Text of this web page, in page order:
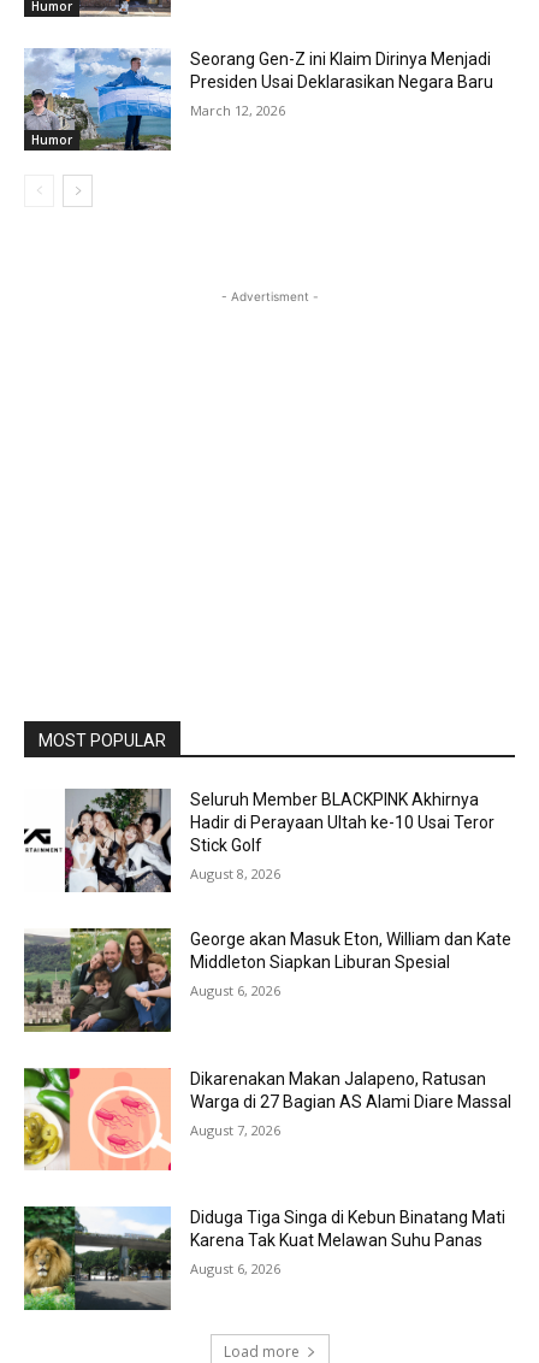
Humor
Humor
Seorang Gen-Z ini Klaim Dirinya Menjadi
Presiden Usai Deklarasikan Negara Baru
March 12, 2026
- Advertisment -
MOST POPULAR
Seluruh Member BLACKPINK Akhirnya
Hadir di Perayaan Ultah ke-10 Usai Teror
Stick Golf
August 8, 2026
George akan Masuk Eton, William dan Kate
Middleton Siapkan Liburan Spesial
August 6, 2026
Dikarenakan Makan Jalapeno, Ratusan
Warga di 27 Bagian AS Alami Diare Massal
August 7, 2026
Diduga Tiga Singa di Kebun Binatang Mati
Karena Tak Kuat Melawan Suhu Panas
August 6, 2026
Load more